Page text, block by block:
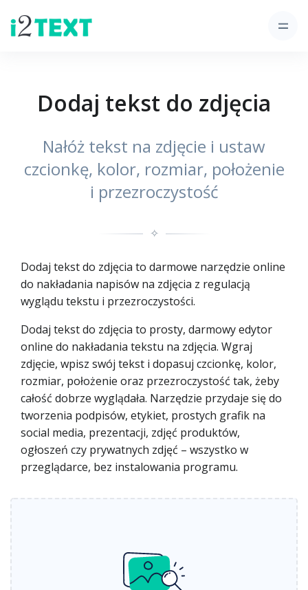
Dodaj tekst do zdjęcia
Nałóż tekst na zdjęcie i ustaw
czcionkę, kolor, rozmiar, położenie
i przezroczystość
✧
Dodaj tekst do zdjęcia to darmowe narzędzie online
do nakładania napisów na zdjęcia z regulacją
wyglądu tekstu i przezroczystości.
Dodaj tekst do zdjęcia to prosty, darmowy edytor
online do nakładania tekstu na zdjęcia. Wgraj
zdjęcie, wpisz swój tekst i dopasuj czcionkę, kolor,
rozmiar, położenie oraz przezroczystość tak, żeby
całość dobrze wyglądała. Narzędzie przydaje się do
tworzenia podpisów, etykiet, prostych grafik na
social media, prezentacji, zdjęć produktów,
ogłoszeń czy prywatnych zdjęć – wszystko w
przeglądarce, bez instalowania programu.